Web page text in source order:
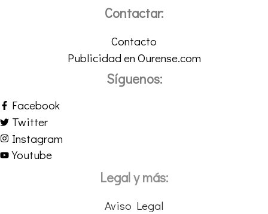
Contactar:
Contacto
Publicidad en Ourense.com
Síguenos:
Facebook
Twitter
Instagram
Youtube
Legal y más:
Aviso Legal